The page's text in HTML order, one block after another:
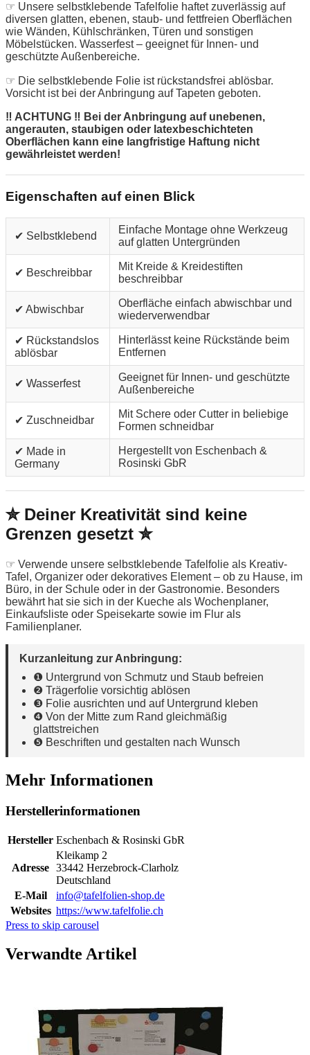
☞ Unsere selbstklebende Tafelfolie haftet zuverlässig auf
diversen glatten, ebenen, staub- und fettfreien Oberflächen
wie Wänden, Kühlschränken, Türen und sonstigen
Möbelstücken. Wasserfest – geeignet für Innen- und
geschützte Außenbereiche.
☞ Die selbstklebende Folie ist rückstandsfrei ablösbar.
Vorsicht ist bei der Anbringung auf Tapeten geboten.
‼ ACHTUNG ‼ Bei der Anbringung auf unebenen,
angerauten, staubigen oder latexbeschichteten
Oberflächen kann eine langfristige Haftung nicht
gewährleistet werden!
Eigenschaften auf einen Blick
✔ Selbstklebend
Einfache Montage ohne Werkzeug
auf glatten Untergründen
✔ Beschreibbar
Mit Kreide & Kreidestiften
beschreibbar
✔ Abwischbar
Oberfläche einfach abwischbar und
wiederverwendbar
✔ Rückstandslos
ablösbar
Hinterlässt keine Rückstände beim
Entfernen
✔ Wasserfest
Geeignet für Innen- und geschützte
Außenbereiche
✔ Zuschneidbar
Mit Schere oder Cutter in beliebige
Formen schneidbar
✔ Made in
Germany
Hergestellt von Eschenbach &
Rosinski GbR
✮ Deiner Kreativität sind keine
Grenzen gesetzt ✮
☞ Verwende unsere selbstklebende Tafelfolie als Kreativ-
Tafel, Organizer oder dekoratives Element – ob zu Hause, im
Büro, in der Schule oder in der Gastronomie. Besonders
bewährt hat sie sich in der Kueche als Wochenplaner,
Einkaufsliste oder Speisekarte sowie im Flur als
Familienplaner.
Kurzanleitung zur Anbringung:
❶ Untergrund von Schmutz und Staub befreien
❷ Trägerfolie vorsichtig ablösen
❸ Folie ausrichten und auf Untergrund kleben
❹ Von der Mitte zum Rand gleichmäßig
glattstreichen
❺ Beschriften und gestalten nach Wunsch
Mehr Informationen
Herstellerinformationen
Hersteller Eschenbach & Rosinski GbR
Adresse
Kleikamp 2
33442 Herzebrock-Clarholz
Deutschland
E-Mail
info@tafelfolien-shop.de
Websites https://www.tafelfolie.ch
Press to skip carousel
Verwandte Artikel